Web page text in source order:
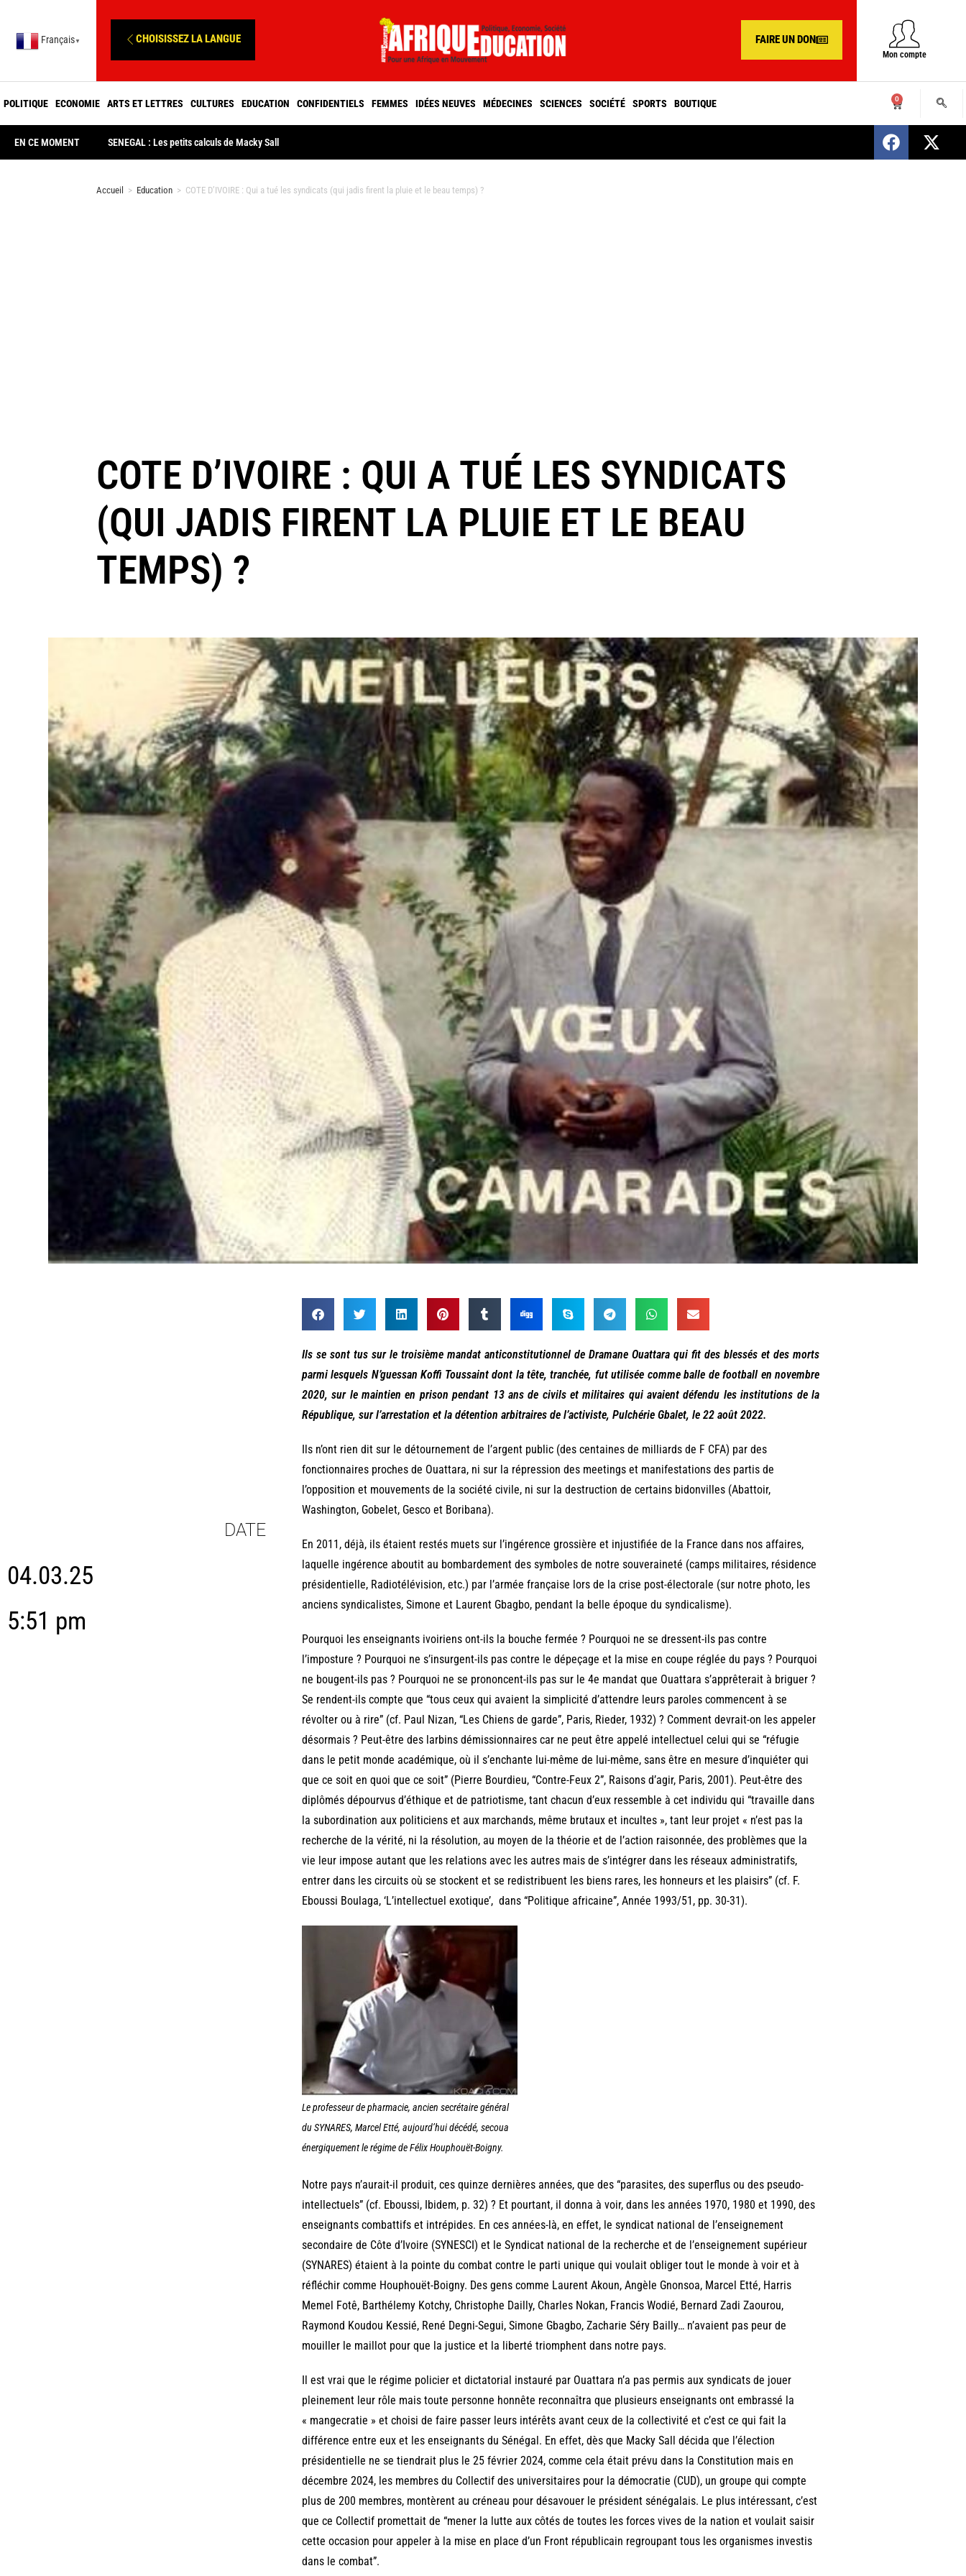
Français ▼ CHOISISSEZ LA LANGUE FAIRE UN DON
Mon compte
POLITIQUE ECONOMIE ARTS ET LETTRES CULTURES EDUCATION CONFIDENTIELS FEMMES IDÉES NEUVES MÉDECINES SCIENCES SOCIÉTÉ SPORTS BOUTIQUE 0
EN CE MOMENT SENEGAL : Les petits calculs de Macky Sall SENEGAL : Nomination d’un nouveau
Accueil > Education > COTE D’IVOIRE : Qui a tué les syndicats (qui jadis firent la pluie et le beau temps) ?
COTE D’IVOIRE : QUI A TUÉ LES SYNDICATS
(QUI JADIS FIRENT LA PLUIE ET LE BEAU
TEMPS) ?
DATE
04.03.25
5:51 pm
Ils se sont tus sur le troisième mandat anticonstitutionnel de Dramane Ouattara qui fit des blessés et des morts
parmi lesquels N’guessan Koffi Toussaint dont la tête, tranchée, fut utilisée comme balle de football en novembre
2020, sur le maintien en prison pendant 13 ans de civils et militaires qui avaient défendu les institutions de la
République, sur l’arrestation et la détention arbitraires de l’activiste, Pulchérie Gbalet, le 22 août 2022.
Ils n’ont rien dit sur le détournement de l’argent public (des centaines de milliards de F CFA) par des
fonctionnaires proches de Ouattara, ni sur la répression des meetings et manifestations des partis de
l’opposition et mouvements de la société civile, ni sur la destruction de certains bidonvilles (Abattoir,
Washington, Gobelet, Gesco et Boribana).
En 2011, déjà, ils étaient restés muets sur l’ingérence grossière et injustifiée de la France dans nos affaires,
laquelle ingérence aboutit au bombardement des symboles de notre souveraineté (camps militaires, résidence
présidentielle, Radiotélévision, etc.) par l’armée française lors de la crise post-électorale (sur notre photo, les
anciens syndicalistes, Simone et Laurent Gbagbo, pendant la belle époque du syndicalisme).
Pourquoi les enseignants ivoiriens ont-ils la bouche fermée ? Pourquoi ne se dressent-ils pas contre
l’imposture ? Pourquoi ne s’insurgent-ils pas contre le dépeçage et la mise en coupe réglée du pays ? Pourquoi
ne bougent-ils pas ? Pourquoi ne se prononcent-ils pas sur le 4e mandat que Ouattara s’apprêterait à briguer ?
Se rendent-ils compte que “tous ceux qui avaient la simplicité d’attendre leurs paroles commencent à se
révolter ou à rire” (cf. Paul Nizan, “Les Chiens de garde”, Paris, Rieder, 1932) ? Comment devrait-on les appeler
désormais ? Peut-être des larbins démissionnaires car ne peut être appelé intellectuel celui qui se “réfugie
dans le petit monde académique, où il s’enchante lui-même de lui-même, sans être en mesure d’inquiéter qui
que ce soit en quoi que ce soit” (Pierre Bourdieu, “Contre-Feux 2”, Raisons d’agir, Paris, 2001). Peut-être des
diplômés dépourvus d’éthique et de patriotisme, tant chacun d’eux ressemble à cet individu qui “travaille dans
la subordination aux politiciens et aux marchands, même brutaux et incultes », tant leur projet « n’est pas la
recherche de la vérité, ni la résolution, au moyen de la théorie et de l’action raisonnée, des problèmes que la
vie leur impose autant que les relations avec les autres mais de s’intégrer dans les réseaux administratifs,
entrer dans les circuits où se stockent et se redistribuent les biens rares, les honneurs et les plaisirs” (cf. F.
Eboussi Boulaga, ‘L’intellectuel exotique’, dans “Politique africaine”, Année 1993/51, pp. 30-31).
Le professeur de pharmacie, ancien secrétaire général
du SYNARES, Marcel Etté, aujourd’hui décédé, secoua
énergiquement le régime de Félix Houphouët-Boigny.
Notre pays n’aurait-il produit, ces quinze dernières années, que des “parasites, des superflus ou des pseudo-
intellectuels” (cf. Eboussi, Ibidem, p. 32) ? Et pourtant, il donna à voir, dans les années 1970, 1980 et 1990, des
enseignants combattifs et intrépides. En ces années-là, en effet, le syndicat national de l’enseignement
secondaire de Côte d’Ivoire (SYNESCI) et le Syndicat national de la recherche et de l’enseignement supérieur
(SYNARES) étaient à la pointe du combat contre le parti unique qui voulait obliger tout le monde à voir et à
réfléchir comme Houphouët-Boigny. Des gens comme Laurent Akoun, Angèle Gnonsoa, Marcel Etté, Harris
Memel Fotê, Barthélemy Kotchy, Christophe Dailly, Charles Nokan, Francis Wodié, Bernard Zadi Zaourou,
Raymond Koudou Kessié, René Degni-Segui, Simone Gbagbo, Zacharie Séry Bailly… n’avaient pas peur de
mouiller le maillot pour que la justice et la liberté triomphent dans notre pays.
Il est vrai que le régime policier et dictatorial instauré par Ouattara n’a pas permis aux syndicats de jouer
pleinement leur rôle mais toute personne honnête reconnaîtra que plusieurs enseignants ont embrassé la
« mangecratie » et choisi de faire passer leurs intérêts avant ceux de la collectivité et c’est ce qui fait la
différence entre eux et les enseignants du Sénégal. En effet, dès que Macky Sall décida que l’élection
présidentielle ne se tiendrait plus le 25 février 2024, comme cela était prévu dans la Constitution mais en
décembre 2024, les membres du Collectif des universitaires pour la démocratie (CUD), un groupe qui compte
plus de 200 membres, montèrent au créneau pour désavouer le président sénégalais. Le plus intéressant, c’est
que ce Collectif promettait de “mener la lutte aux côtés de toutes les forces vives de la nation et voulait saisir
cette occasion pour appeler à la mise en place d’un Front républicain regroupant tous les organismes investis
dans le combat”.